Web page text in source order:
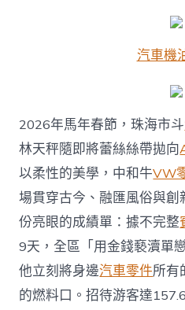
汽車機
2026年馬年春節，珠海市斗
林天秤隨即將蕾絲絲帶拋向
以柔性的美學，中和牛VW
場貫穿古今、融匯風俗與
份亮眼的成績單：據不完整
9天，全區「用金錢褻瀆單
他立刻將身邊汽車零件所有
的燃料口。招待游客達